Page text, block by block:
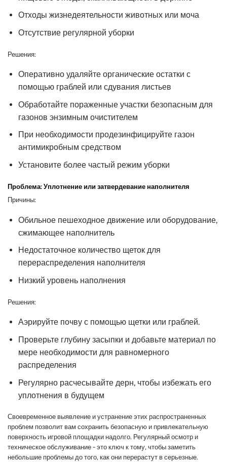
Отходы жизнедеятельности животных или моча
Отсутствие регулярной уборки
Решения:
Оперативно удаляйте органические остатки с
помощью граблей или сдувания листьев
Обработайте пораженные участки безопасным для
газонов энзимным очистителем
При необходимости продезинфицируйте газон
антимикробным средством
Установите более частый режим уборки
Проблема: Уплотнение или затвердевание наполнителя
Причины:
Обильное пешеходное движение или оборудование,
сжимающее наполнитель
Недостаточное количество щеток для
перераспределения наполнителя
Низкий уровень наполнения
Решения:
Аэрируйте почву с помощью щетки или граблей.
Проверьте глубину засыпки и добавьте материал по
мере необходимости для равномерного
распределения
Регулярно расчесывайте дерн, чтобы избежать его
уплотнения в будущем
Своевременное выявление и устранение этих распространенных
проблем позволит вам сохранить безопасную и привлекательную
поверхность игровой площадки надолго. Регулярный осмотр и
техническое обслуживание - это ключ к тому, чтобы заметить
небольшие проблемы до того, как они перерастут в серьезные.